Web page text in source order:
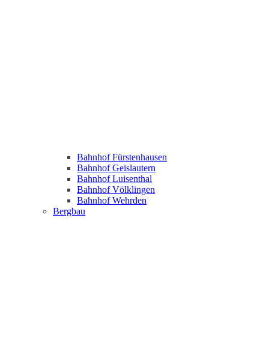
Bahnhof Fürstenhausen
Bahnhof Geislautern
Bahnhof Luisenthal
Bahnhof Völklingen
Bahnhof Wehrden
Bergbau